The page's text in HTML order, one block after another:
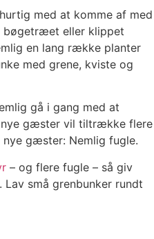
med at komme af med
bøgetræet eller klippet
en lang række planter
med grene, kviste og
gå i gang med at
nye gæster vil tiltrække flere
gæster: Nemlig fugle.
– og flere fugle – så giv
små grenbunker rundt